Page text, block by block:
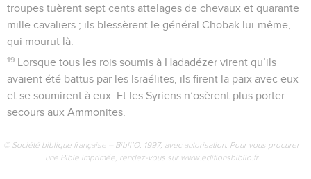
troupes tuèrent sept cents attelages de chevaux et quarante
mille cavaliers ; ils blessèrent le général Chobak lui-même,
qui mourut là.
19 Lorsque tous les rois soumis à Hadadézer virent qu’ils
avaient été battus par les Israélites, ils firent la paix avec eux
et se soumirent à eux. Et les Syriens n’osèrent plus porter
secours aux Ammonites.
© Société biblique française – Bibli’O, 1997, avec autorisation. Pour vous procurer
une Bible imprimée, rendez-vous sur www.editionsbiblio.fr